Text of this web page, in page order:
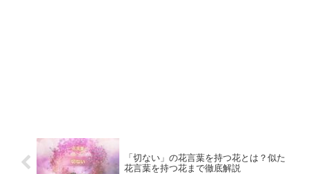
「切ない」の花言葉を持つ花とは？似た
花言葉を持つ花まで徹底解説